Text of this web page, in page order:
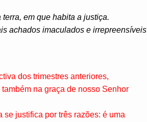
em que habita a justiça.
achados imaculados e irrepreensíveis
dos trimestres anteriores,
na graça de nosso Senhor
justifica por três razões: é uma